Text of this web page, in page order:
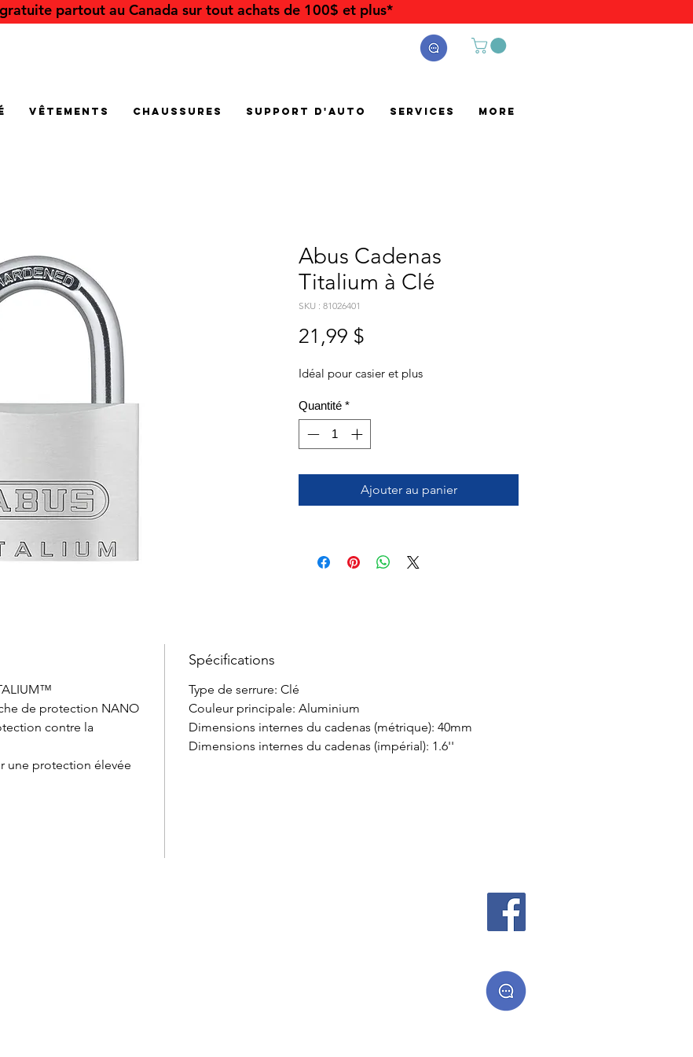
partout au Canada sur tout achats de 100$ et plus*
Vêtements Chaussures Support d'auto Services More
Abus Cadenas
Titalium à Clé
SKU : 81026401
21,99 $
Idéal pour casier et plus
Quantité *
Ajouter au panier
de protection NANO
contre la
une protection élevée
Spécifications
Type de serrure: Clé
Couleur principale: Aluminium
Dimensions internes du cadenas (métrique): 40mm
Dimensions internes du cadenas (impérial): 1.6''